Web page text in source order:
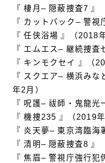
『 棲月– 隠蔽捜査7 』
『 カットバック– 警
『 任侠浴場 』（2018
『 エムエス– 継続捜査
『 キンモクセイ 』（
『 スクエア– 横浜み
年2月）
『 呪護– 祓師・鬼龍光
『 機捜235 』（2019年
『 炎天夢– 東京湾臨海
『 清明– 隠蔽捜査8 』
『 焦眉– 警視庁強行